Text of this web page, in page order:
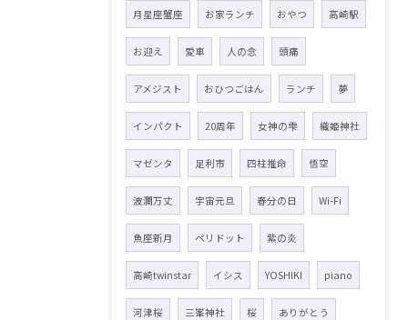
月星座蟹座 お家ランチ おやつ 高崎駅
お迎え 愛車 人の念 頭痛
アメジスト おひつごはん ランチ 夢
インパクト 20周年 女神の雫 織姫神社
マゼンタ 足利市 四柱推命 悟空
波瀾万丈 宇宙元旦 春分の日 Wi-Fi
魚座新月 ペリドット 紫の炎
高崎twinstar イシス YOSHIKI piano
河津桜 三峯神社 桜 ありがとう